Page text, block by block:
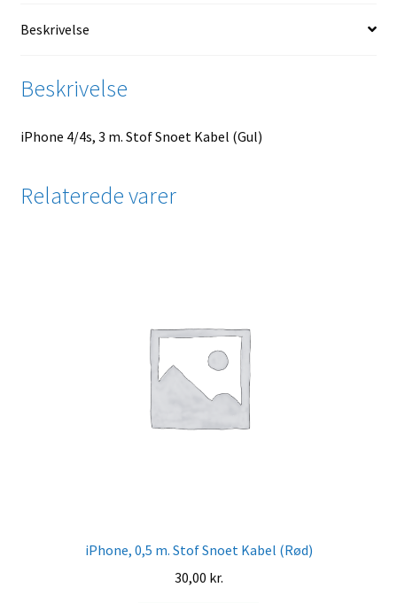
Beskrivelse
Beskrivelse
iPhone 4/4s, 3 m. Stof Snoet Kabel (Gul)
Relaterede varer
iPhone, 0,5 m. Stof Snoet Kabel (Rød)
30,00 kr.